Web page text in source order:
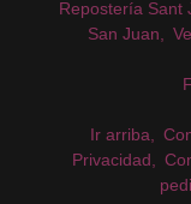
Repostería Sant
San Juan
Ir arriba
Privacidad